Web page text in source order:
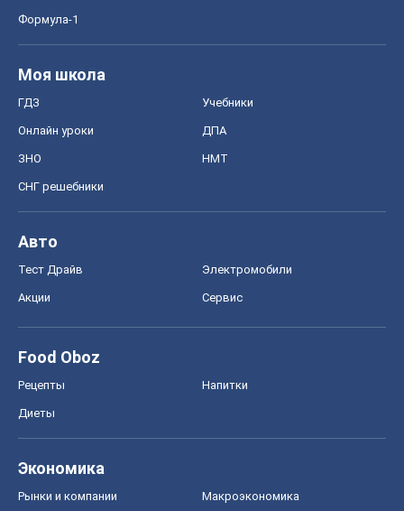
Формула-1
Моя школа
ГДЗ Учебники
Онлайн уроки ДПА
ЗНО НМТ
СНГ решебники
Авто
Тест Драйв Электромобили
Акции Сервис
Food Oboz
Рецепты Напитки
Диеты
Экономика
Рынки и компании Mакроэкономика